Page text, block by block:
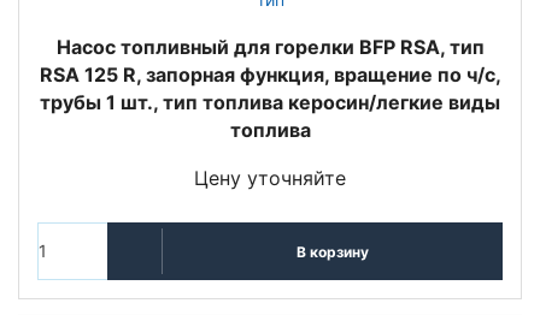
Насос топливный для горелки BFP RSA, тип
RSA 125 R, запорная функция, вращение по ч/с,
трубы 1 шт., тип топлива керосин/легкие виды
топлива
Цену уточняйте
В корзину